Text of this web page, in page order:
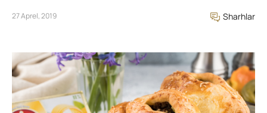
27 Aprel, 2019 Sharhlar